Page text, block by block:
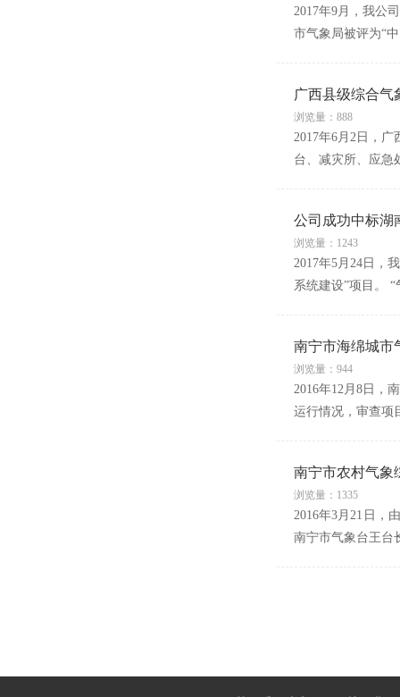
2017年9月，我公
市气象局被评为“
广西县级综合气
浏览量：888
2017年6月2日，
台、减灾所、应急
公司成功中标湖
浏览量：1243
2017年5月24日，
系统建设”项目。
南宁市海绵城市
浏览量：944
2016年12月8日，
运行情况，审查项
南宁市农村气象
浏览量：1335
2016年3月21日，
南宁市气象台王台